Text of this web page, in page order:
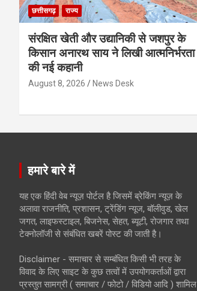
छत्तीसगढ़ राज्य
संरक्षित खेती और उद्यानिकी से जशपुर के
किसान अनारथ साय ने लिखी आत्मनिर्भरता
की नई कहानी
August 8, 2026 News Desk
हमारे बारे में
यह एक हिंदी वेब न्यूज़ पोर्टल है जिसमें ब्रेकिंग न्यूज़ के
अलावा राजनीति, प्रशासन, ट्रेंडिंग न्यूज, बॉलीवुड, खेल
जगत, लाइफस्टाइल, बिजनेस, सेहत, ब्यूटी, रोजगार तथा
टेक्नोलॉजी से संबंधित खबरें पोस्ट की जाती है।
Disclaimer - समाचार से सम्बंधित किसी भी तरह के
विवाद के लिए साइट के कुछ तत्वों में उपयोगकर्ताओं द्वारा
प्रस्तुत सामग्री ( समाचार / फोटो / विडियो आदि ) शामिल